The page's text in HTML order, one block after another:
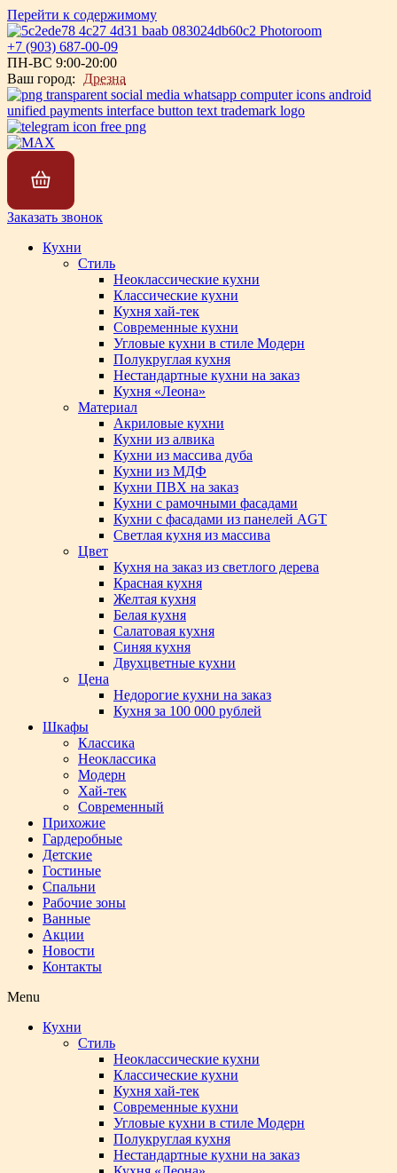
Перейти к содержимому
+7 (903) 687-00-09
ПН-ВС 9:00-20:00
Ваш город:
Дрезна
Заказать звонок
Кухни
Стиль
Неоклассические кухни
Классические кухни
Кухня хай-тек
Современные кухни
Угловые кухни в стиле Модерн
Полукруглая кухня
Нестандартные кухни на заказ
Кухня «Леона»
Материал
Акриловые кухни
Кухни из алвика
Кухни из массива дуба
Кухни из МДФ
Кухни ПВХ на заказ
Кухни с рамочными фасадами
Кухни с фасадами из панелей AGT
Светлая кухня из массива
Цвет
Кухня на заказ из светлого дерева
Красная кухня
Желтая кухня
Белая кухня
Салатовая кухня
Синяя кухня
Двухцветные кухни
Цена
Недорогие кухни на заказ
Кухня за 100 000 рублей
Шкафы
Классика
Неоклассика
Модерн
Хай-тек
Современный
Прихожие
Гардеробные
Детские
Гостиные
Спальни
Рабочие зоны
Ванные
Акции
Новости
Контакты
Menu
Кухни
Стиль
Неоклассические кухни
Классические кухни
Кухня хай-тек
Современные кухни
Угловые кухни в стиле Модерн
Полукруглая кухня
Нестандартные кухни на заказ